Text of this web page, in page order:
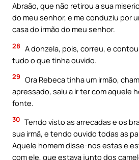
Abraão, que não retirou a sua
do meu senhor, e me conduziu por
casa do irmão do meu senhor.
28 A donzela, pois, correu, e
tudo o que tinha ouvido.
29 Ora Rebeca tinha um irmão,
apressado, saiu a ir ter com aquele
fonte.
30 Tendo visto as arrecadas e os
sua irmã, e tendo ouvido todas as
Aquele homem disse-nos estas e
com ele, que estava junto dos